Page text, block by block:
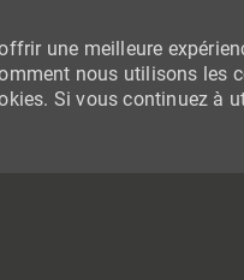
une meilleure
nous utilisons les
Si vous continuez à